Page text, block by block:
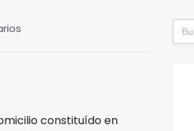
constituído en